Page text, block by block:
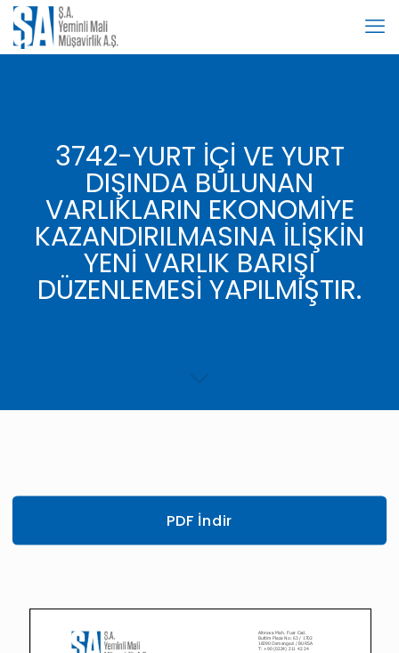
3742-YURT İÇİ VE YURT
DIŞINDA BULUNAN
VARLIKLARIN EKONOMİYE
KAZANDIRILMASINA İLİŞKİN
YENİ VARLIK BARIŞI
DÜZENLEMESİ YAPILMIŞTIR.
PDF İndir